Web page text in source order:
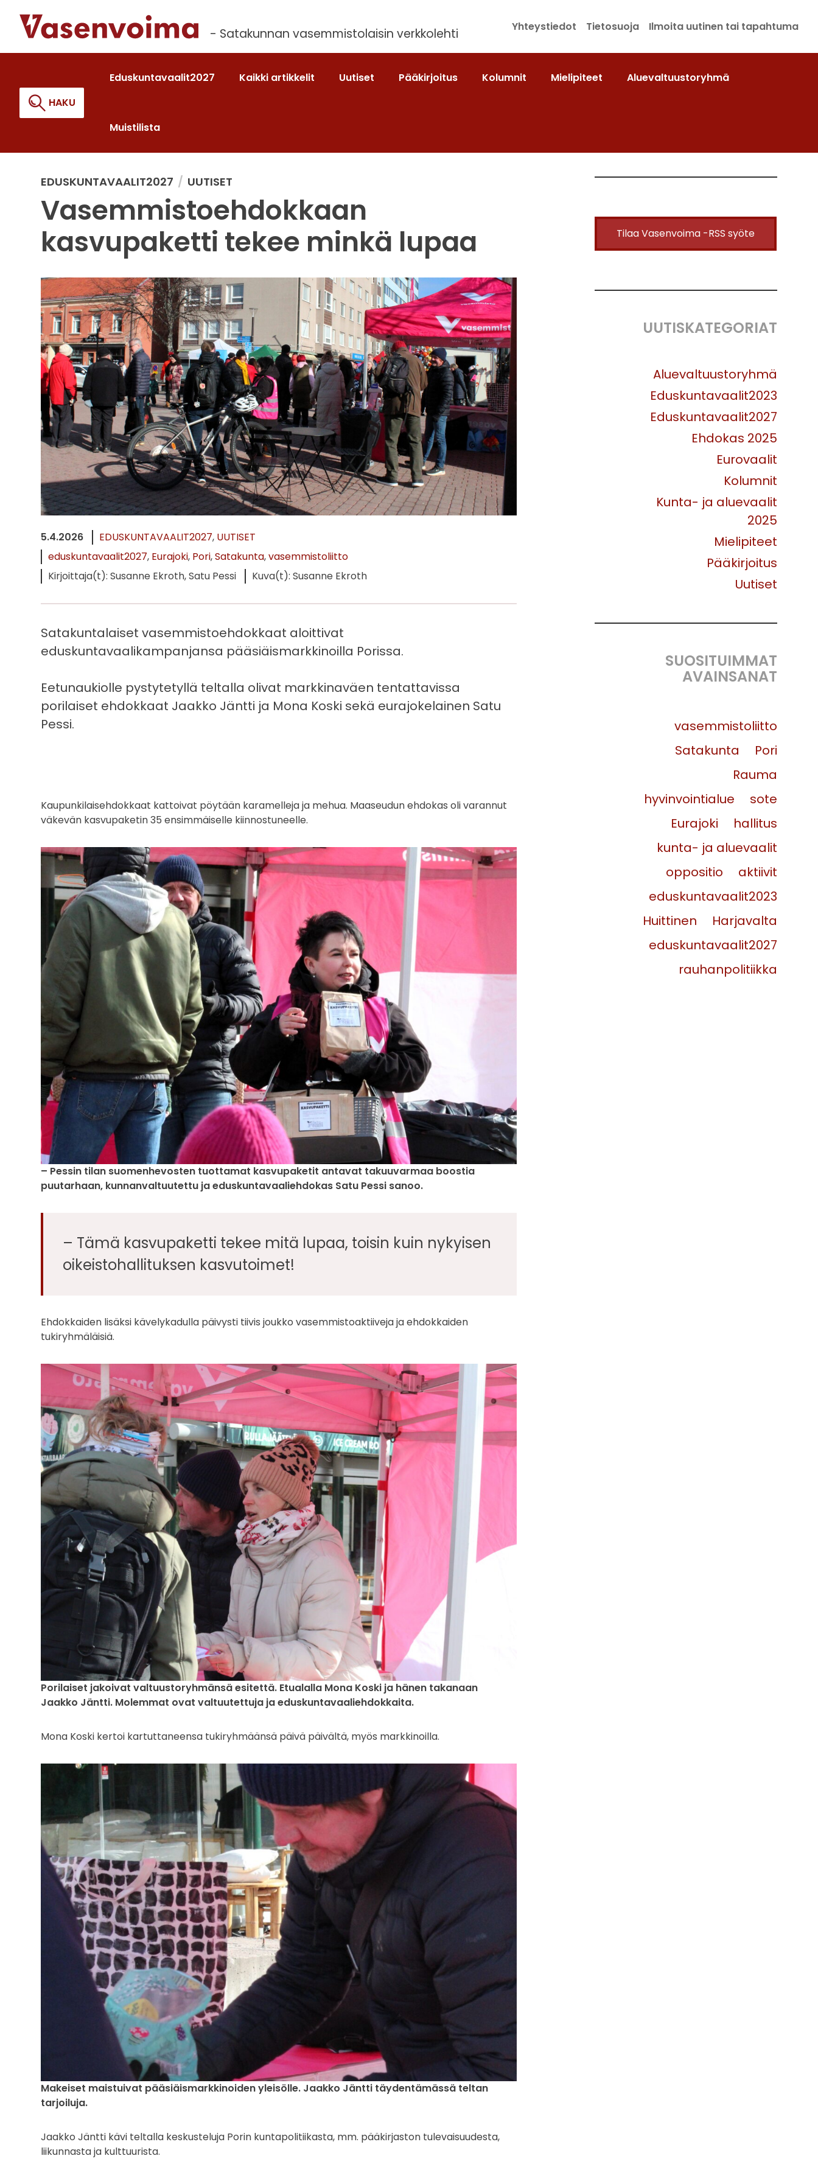
sisältöön
- Satakunnan vasemmistolaisin verkkolehti Yhteystiedot Tietosuoja Ilmoita uutinen tai tapahtuma
HAKU
Eduskuntavaalit2027 Kaikki artikkelit Uutiset Pääkirjoitus Kolumnit Mielipiteet Aluevaltuustoryhmä
Muistilista
EDUSKUNTAVAALIT2027 UUTISET
Vasemmistoehdokkaan
kasvupaketti tekee minkä lupaa
5.4.2026 EDUSKUNTAVAALIT2027 UUTISET
eduskuntavaalit2027 Eurajoki Pori Satakunta vasemmistoliitto
Kirjoittaja(t): Susanne Ekroth, Satu Pessi
Kuva(t): Susanne Ekroth
Satakuntalaiset vasemmistoehdokkaat aloittivat
eduskuntavaalikampanjansa pääsiäismarkkinoilla Porissa.
Eetunaukiolle pystytetyllä teltalla olivat markkinaväen tentattavissa
porilaiset ehdokkaat Jaakko Jäntti ja Mona Koski sekä eurajokelainen Satu
Pessi.
Kaupunkilaisehdokkaat kattoivat pöytään karamelleja ja mehua. Maaseudun ehdokas oli varannut
väkevän kasvupaketin 35 ensimmäiselle kiinnostuneelle.
– Pessin tilan suomenhevosten tuottamat kasvupaketit antavat takuuvarmaa boostia
puutarhaan, kunnanvaltuutettu ja eduskuntavaaliehdokas Satu Pessi sanoo.
– Tämä kasvupaketti tekee mitä lupaa, toisin kuin nykyisen
oikeistohallituksen kasvutoimet!
Ehdokkaiden lisäksi kävelykadulla päivysti tiivis joukko vasemmistoaktiiveja ja ehdokkaiden
tukiryhmäläisiä.
Porilaiset jakoivat valtuustoryhmänsä esitettä. Etualalla Mona Koski ja hänen takanaan
Jaakko Jäntti. Molemmat ovat valtuutettuja ja eduskuntavaaliehdokkaita.
Mona Koski kertoi kartuttaneensa tukiryhmäänsä päivä päivältä, myös markkinoilla.
Makeiset maistuivat pääsiäismarkkinoiden yleisölle. Jaakko Jäntti täydentämässä teltan
tarjoiluja.
Jaakko Jäntti kävi teltalla keskusteluja Porin kuntapolitiikasta, mm. pääkirjaston tulevaisuudesta,
liikunnasta ja kulttuurista.
Tilaa Vasenvoima -RSS syöte
UUTISKATEGORIAT
Aluevaltuustoryhmä
Eduskuntavaalit2023
Eduskuntavaalit2027
Ehdokas 2025
Eurovaalit
Kolumnit
Kunta- ja aluevaalit
2025
Mielipiteet
Pääkirjoitus
Uutiset
SUOSITUIMMAT
AVAINSANAT
vasemmistoliitto
Satakunta
Pori
Rauma
hyvinvointialue
sote
Eurajoki
hallitus
kunta- ja aluevaalit
oppositio
aktiivit
eduskuntavaalit2023
Huittinen
Harjavalta
eduskuntavaalit2027
rauhanpolitiikka